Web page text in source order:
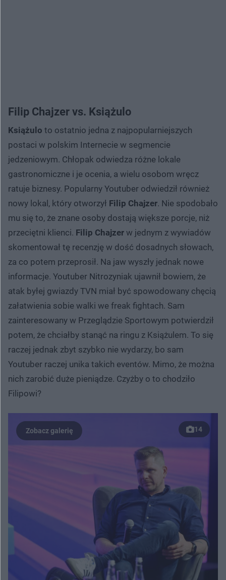
Filip Chajzer vs. Książulo
Książulo to ostatnio jedna z najpopularniejszych
postaci w polskim Internecie w segmencie
jedzeniowym. Chłopak odwiedza różne lokale
gastronomiczne i je ocenia, a wielu osobom wręcz
ratuje biznesy. Popularny Youtuber odwiedził również
nowy lokal, który otworzył Filip Chajzer. Nie spodobało
mu się to, że znane osoby dostają większe porcje, niż
przeciętni klienci. Filip Chajzer w jednym z wywiadów
skomentował tę recenzję w dość dosadnych słowach,
za co potem przeprosił. Na jaw wyszły jednak nowe
informacje. Youtuber Nitrozyniak ujawnił bowiem, że
atak byłej gwiazdy TVN miał być spowodowany chęcią
załatwienia sobie walki we freak fightach. Sam
zainteresowany w Przeglądzie Sportowym potwierdził
potem, że chciałby stanąć na ringu z Książulem. To się
raczej jednak zbyt szybko nie wydarzy, bo sam
Youtuber raczej unika takich eventów. Mimo, że można
nich zarobić duże pieniądze. Czyżby o to chodziło
Filipowi?
14